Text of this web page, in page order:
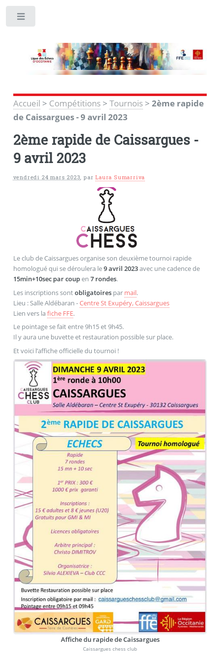
Accueil > Compétitions> Tournois> 2ème rapide
de Caissargues - 9 avril 2023
2ème rapide de Caissargues -
9 avril 2023
vendredi 24 mars 2023,parLaura Sumarriva
Le club de Caissargues organise son deuxième tournoi rapide
homologué qui se déroulera le9 avril 2023avec une cadence de
15min+10sec par coupen 7 rondes.
Les inscriptions sontobligatoirespar mail.
Lieu : Salle Aldébaran -Centre St Exupéry, Caissargues
Lien vers la fiche FFE.
Le pointage se fait entre 9h15 et 9h45.
Il y aura une buvette et restauration possible sur place.
Et voici l’affiche officielle du tournoi !
Affiche du rapide de Caissargues
Caissargues chess club